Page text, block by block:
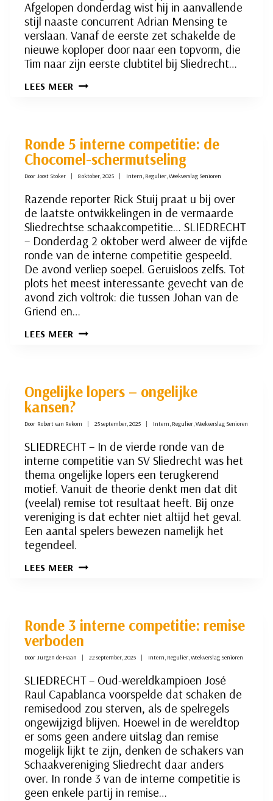
Afgelopen donderdag wist hij in aanvallende
stijl naaste concurrent Adrian Mensing te
verslaan. Vanaf de eerste zet schakelde de
nieuwe koploper door naar een topvorm, die
Tim naar zijn eerste clubtitel bij Sliedrecht…
LEES MEER TIM
Ronde 5 interne competitie: de
Chocomel-schermutseling
Door Joost Stoker 8 oktober, 2025 Intern, Regulier,Weekverslag Senioren
Razende reporter Rick Stuij praat u bij over
de laatste ontwikkelingen in de vermaarde
Sliedrechtse schaakcompetitie… SLIEDRECHT
– Donderdag 2 oktober werd alweer de vijfde
ronde van de interne competitie gespeeld.
De avond verliep soepel. Geruisloos zelfs. Tot
plots het meest interessante gevecht van de
avond zich voltrok: die tussen Johan van de
Griend en…
LEES MEER RONDE
CHOCOMEL-
SCHERMUTSELING
Ongelijke lopers – ongelijke
kansen?
Door Robert van Rekom 25 september, 2025 Intern, Regulier,Weekverslag Senioren
SLIEDRECHT – In de vierde ronde van de
interne competitie van SV Sliedrecht was het
thema ongelijke lopers een terugkerend
motief. Vanuit de theorie denkt men dat dit
(veelal) remise tot resultaat heeft. Bij onze
vereniging is dat echter niet altijd het geval.
Een aantal spelers bewezen namelijk het
tegendeel.
LEES MEER ONGELIJKE
Ronde 3 interne competitie: remise
verboden
Door Jurgen de Haan 22 september, 2025 Intern, Regulier,Weekverslag Senioren
SLIEDRECHT – Oud-wereldkampioen José
Raul Capablanca voorspelde dat schaken de
remisedood zou sterven, als de spelregels
ongewijzigd blijven. Hoewel in de wereldtop
er soms geen andere uitslag dan remise
mogelijk lijkt te zijn, denken de schakers van
Schaakvereniging Sliedrecht daar anders
over. In ronde 3 van de interne competitie is
geen enkele partij in remise…